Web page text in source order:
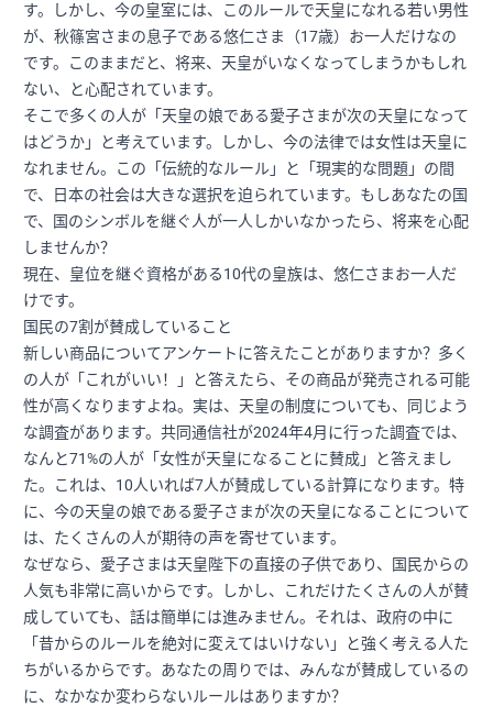
す。しかし、今の皇室には、このルールで天皇になれる若い男性
が、秋篠宮さまの息子である悠仁さま（17歳）お一人だけなの
です。このままだと、将来、天皇がいなくなってしまうかもしれ
ない、と心配されています。
そこで多くの人が「天皇の娘である愛子さまが次の天皇になって
はどうか」と考えています。しかし、今の法律では女性は天皇に
なれません。この「伝統的なルール」と「現実的な問題」の間
で、日本の社会は大きな選択を迫られています。もしあなたの国
で、国のシンボルを継ぐ人が一人しかいなかったら、将来を心配
しませんか？
現在、皇位を継ぐ資格がある10代の皇族は、悠仁さまお一人だ
けです。
国民の7割が賛成していること
新しい商品についてアンケートに答えたことがありますか？多く
の人が「これがいい！」と答えたら、その商品が発売される可能
性が高くなりますよね。実は、天皇の制度についても、同じよう
な調査があります。共同通信社が2024年4月に行った調査では、
なんと71%の人が「女性が天皇になることに賛成」と答えまし
た。これは、10人いれば7人が賛成している計算になります。特
に、今の天皇の娘である愛子さまが次の天皇になることについて
は、たくさんの人が期待の声を寄せています。
なぜなら、愛子さまは天皇陛下の直接の子供であり、国民からの
人気も非常に高いからです。しかし、これだけたくさんの人が賛
成していても、話は簡単には進みません。それは、政府の中に
「昔からのルールを絶対に変えてはいけない」と強く考える人た
ちがいるからです。あなたの周りでは、みんなが賛成しているの
に、なかなか変わらないルールはありますか？